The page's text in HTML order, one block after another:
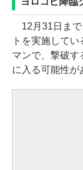
12月31日まで
トを実施して
マンで、撃破
に入る可能性が